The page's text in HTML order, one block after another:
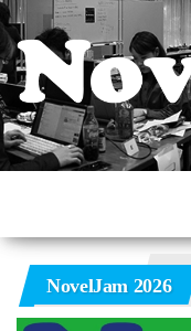
NovelJam 2026